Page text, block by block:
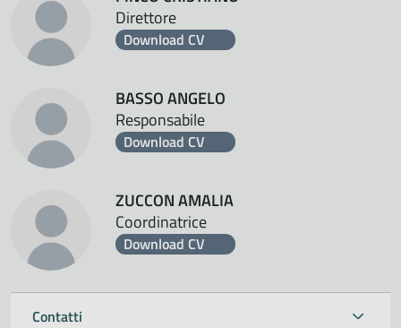
Direttore
Download CV
BASSO ANGELO
Responsabile
Download CV
ZUCCON AMALIA
Coordinatrice
Download CV
Contatti